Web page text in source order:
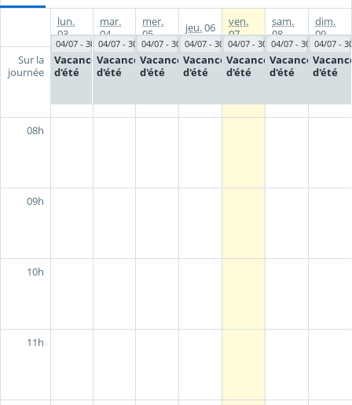
04/07 - 30/08
Vacances
d'été
04/07 - 30/08
Vacances
d'été
04/07 - 30/08
Vacances
d'été
04/07 - 30/08
Vacances
d'été
04/07 - 30/08
Vacances
d'été
04/07 - 30/08
Vacances
d'été
04/07 -
d'été
lun.
03
mar.
04
mer.
05
jeu.06
ven.
07
sam.
08
dim.
09
Sur la
journée
08h
09h
10h
11h